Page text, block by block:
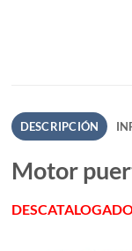
DESCRIPCIÓN
Motor